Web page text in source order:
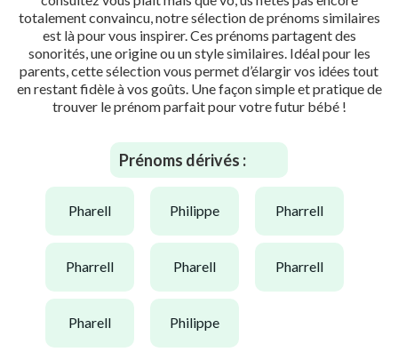
totalement convaincu, notre sélection de prénoms similaires
est là pour vous inspirer. Ces prénoms partagent des
sonorités, une origine ou un style similaires. Idéal pour les
parents, cette sélection vous permet d’élargir vos idées tout
en restant fidèle à vos goûts. Une façon simple et pratique de
trouver le prénom parfait pour votre futur bébé !
Prénoms dérivés :
pharell philippe pharrell
pharrell pharell pharrell
pharell philippe